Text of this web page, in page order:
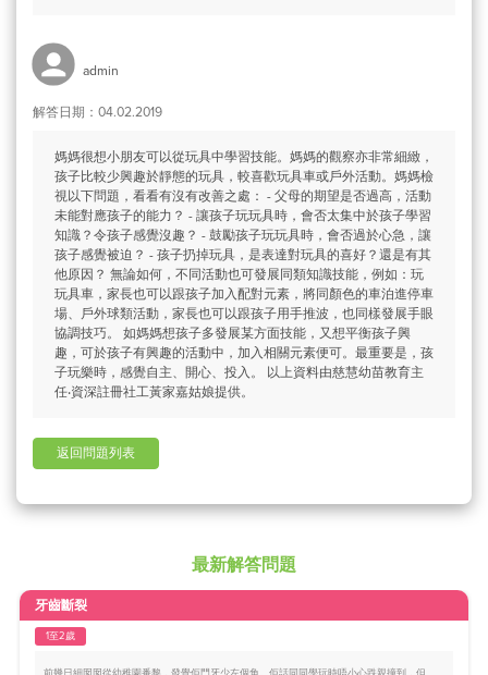
admin
解答日期：04.02.2019
媽媽很想小朋友可以從玩具中學習技能。媽媽的觀察亦非常細緻，
孩子比較少興趣於靜態的玩具，較喜歡玩具車或戶外活動。媽媽檢
視以下問題，看看有沒有改善之處： - 父母的期望是否過高，活動
未能對應孩子的能力？ - 讓孩子玩玩具時，會否太集中於孩子學習
知識？令孩子感覺沒趣？ - 鼓勵孩子玩玩具時，會否過於心急，讓
孩子感覺被迫？ - 孩子扔掉玩具，是表達對玩具的喜好？還是有其
他原因？ 無論如何，不同活動也可發展同類知識技能，例如：玩
玩具車，家長也可以跟孩子加入配對元素，將同顏色的車泊進停車
場、戶外球類活動，家長也可以跟孩子用手推波，也同樣發展手眼
協調技巧。 如媽媽想孩子多發展某方面技能，又想平衡孩子興
趣，可於孩子有興趣的活動中，加入相關元素便可。最重要是，孩
子玩樂時，感覺自主、開心、投入。 以上資料由慈慧幼苗教育主
任‧資深註冊社工黃家嘉姑娘提供。
返回問題列表
最新解答問題
牙齒斷裂
1至2歲